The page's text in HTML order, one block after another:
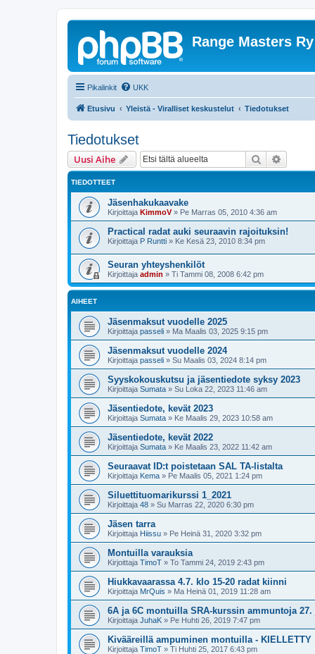
Range Masters Ry
Pikalinkit UKK
Etusivu Yleistä - Viralliset keskustelut Tiedotukset
Tiedotukset
Uusi Aihe Etsi
TIEDOTTEET
Jäsenhakukaavake
Kirjoittaja KimmoV» Pe Marras 05, 2010 4:36 am
Practical radat auki seuraavin rajoituksin!
Kirjoittaja P Runtti » Ke Kesä 23, 2010 8:34 pm
Seuran yhteyshenkilöt
Kirjoittaja admin » Ti Tammi 08, 2008 6:42 pm
AIHEET
Jäsenmaksut vuodelle 2025
Kirjoittaja passeli » Ma Maalis 03, 2025 9:15 pm
Jäsenmaksut vuodelle 2024
Kirjoittaja passeli » Su Maalis 03, 2024 8:14 pm
Syyskokouskutsu ja jäsentiedote syksy 2023
Kirjoittaja Sumata » Su Loka 22, 2023 11:46 am
Jäsentiedote, kevät 2023
Kirjoittaja Sumata » Ke Maalis 29, 2023 10:58 am
Jäsentiedote, kevät 2022
Kirjoittaja Sumata » Ke Maalis 23, 2022 11:42 am
Seuraavat ID:t poistetaan SAL TA-listalta
Kirjoittaja Kema » Pe Maalis 05, 2021 1:24 pm
Siluettituomarikurssi 1_2021
Kirjoittaja 48 » Su Marras 22, 2020 6:30 pm
Jäsen tarra
Kirjoittaja Hiissu » Pe Heinä 31, 2020 3:32 pm
Montuilla varauksia
Kirjoittaja TimoT » To Tammi 24, 2019 2:43 pm
Hiukkavaarassa 4.7. klo 15-20 radat kiinni
Kirjoittaja MrQuis » Ma Heinä 01, 2019 11:28 am
6A ja 6C montuilla SRA-kurssin ammuntoja 27.
Kirjoittaja JuhaK » Pe Huhti 26, 2019 7:47 pm
Kivääreillä ampuminen montuilla - KIELLETTY
Kirjoittaja TimoT » Ti Huhti 25, 2017 6:43 pm